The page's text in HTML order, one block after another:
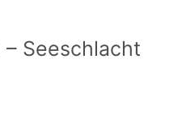
– Seeschlacht